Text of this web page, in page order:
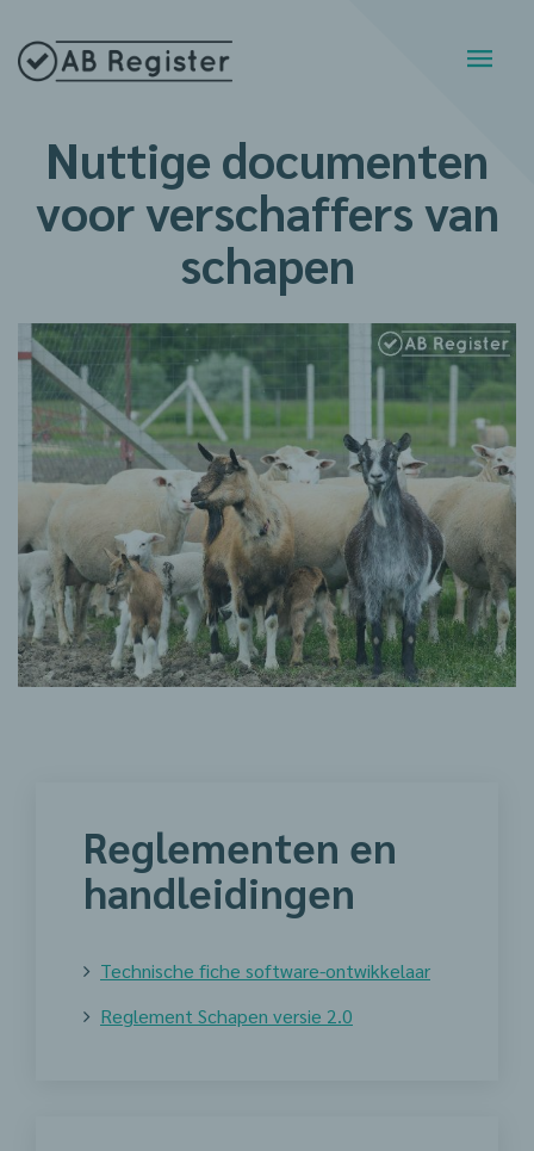
Nuttige documenten
voor verschaffers van
schapen
Reglementen en
handleidingen
Technische fiche software-ontwikkelaar
Reglement Schapen versie 2.0